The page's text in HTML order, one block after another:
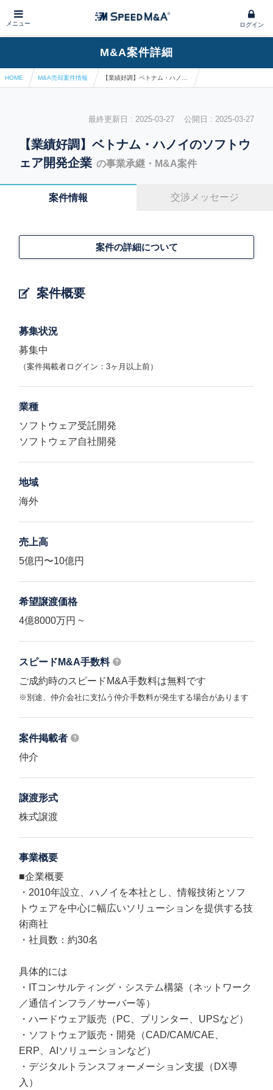
メニュー ログイン
M&A案件詳細
HOME M&A売却案件情報
最終更新日 : 2025-03-27 公開日 : 2025-03-27
【業績好調】ベトナム・ハノイのソフトウ
ェア開発企業 の事業承継・M&A案件
案件情報 交渉メッセージ
案件概要
案件の詳細について
募集状況
募集中
（案件掲載者ログイン：3ヶ月以上前）
業種
ソフトウェア受託開発
ソフトウェア自社開発
地域
海外
売上高
5億円〜10億円
希望譲渡価格
4億8000万円 ~
スピードM&A手数料
ご成約時のスピードM&A手数料は無料です
※別途、仲介会社に支払う仲介手数料が発生する場合があります
案件掲載者
仲介
譲渡形式
株式譲渡
事業概要
■企業概要
・2010年設立、ハノイを本社とし、情報技術とソフ
トウェアを中心に幅広いソリューションを提供する技
術商社
・社員数：約30名
具体的には
・ITコンサルティング・システム構築（ネットワーク
／通信インフラ／サーバー等）
・ハードウェア販売（PC、プリンター、UPSなど）
・ソフトウェア販売・開発（CAD/CAM/CAE、
ERP、AIソリューションなど）
・デジタルトランスフォーメーション支援（DX導
入）